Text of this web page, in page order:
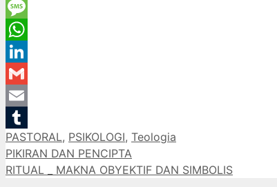
Twitter
Message
WhatsApp
LinkedIn
Gmail
Email
Tumblr
Categories
PASTORAL, PSIKOLOGI, Teologia
PIKIRAN DAN PENCIPTA
RITUAL _ MAKNA OBYEKTIF DAN SIMBOLIS